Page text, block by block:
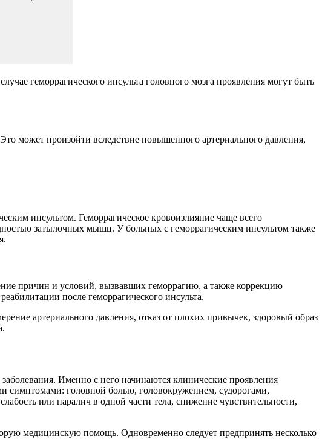
геморрагического инсульта головного мозга проявления могут быть
может произойти вследствие повышенного артериального давления,
инсультом. Геморрагическое кровоизлияние чаще всего
затылочных мышц. У больных с геморрагическим инсультом также
причин и условий, вызвавших геморрагию, а также коррекцию
после геморрагического инсульта.
артериального давления, отказ от плохих привычек, здоровый образ
Именно с него начинаются клинические проявления
симптомами: головной болью, головокружением, судорогами,
или паралич в одной части тела, снижение чувствительности,
медицинскую помощь. Одновременно следует предпринять несколько